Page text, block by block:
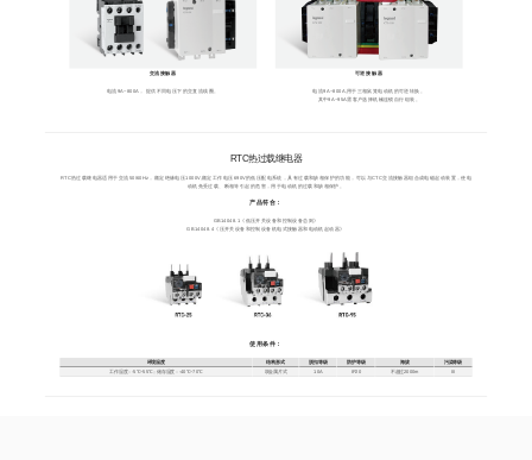
交流接触器
电流9A~800A， 提供不同电压下的交直流线圈。
可逆接触器
电流9A~800A,用于三相鼠笼电动机的可逆转换。
其中9A~95A需客户选择机械连锁自行组装。
RTC热过载继电器
RTC热过载继电器适用于交流50/60Hz，额定绝缘电压1000V,额定工作电压690V的低压配电系统，具有过载和缺相保护的功能，可以与CTC交流接触器组合成电磁起动装置，使电
动机免受过载、断相等引起的危害，用于电动机的过载和缺相保护。
产品符合：
GB14048.1《低压开关设备和控制设备总则》
GB14048.4《压开关设备和控制设备机电式接触器和电动机起动器》
使用条件：
环境温度 结构形式 脱扣等级 防护等级 海拔
污染等级
工作温度：-5℃~55℃；储存温度：-40℃~70℃
双金属片式 10A IP20 不超过2000m